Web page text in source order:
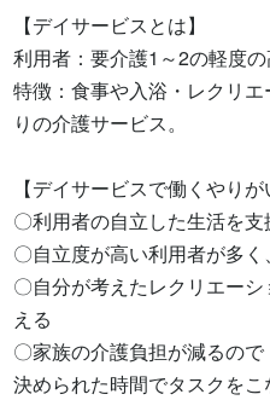
【デイサービスとは】
利用者：要介護1～2の軽度の
特徴：食事や入浴・レクリ
りの介護サービス。
【デイサービスで働くやりが
〇利用者の自立した生活を支
〇自立度が高い利用者が多
〇自分が考えたレクリエー
える
〇家族の介護負担が減るの
決められた時間でタスクを